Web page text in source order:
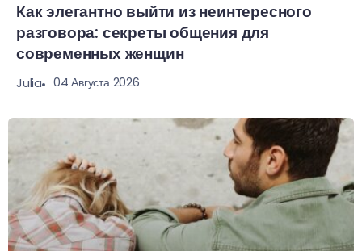
Как элегантно выйти из неинтересного
разговора: секреты общения для
современных женщин
Julia 04 Августа 2026